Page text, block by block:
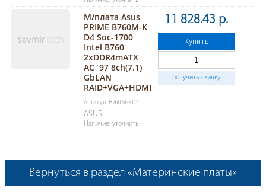
М/плата Asus
PRIME B760M-K
D4 Soc-1700
Intel B760
2xDDR4mATX
AC`97 8ch(7.1)
GbLAN
RAID+VGA+HDMI
Артикул: B760M-KD4
ASUS
Наличие: уточнить
11 828.43 р.
Купить
получить скидку
Вернуться в раздел «Материнские платы»